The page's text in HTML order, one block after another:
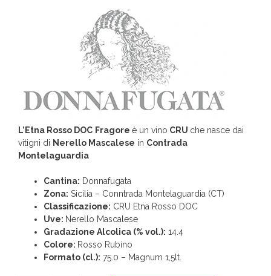
L’Etna Rosso DOC Fragore è un vino CRU che nasce dai
vitigni di Nerello Mascalese in Contrada
Montelaguardia
Cantina: Donnafugata
Zona: Sicilia – Conntrada Montelaguardia (CT)
Classificazione: CRU Etna Rosso DOC
Uve: Nerello Mascalese
Gradazione Alcolica (% vol.): 14.4
Colore: Rosso Rubino
Formato (cl.): 75.0 – Magnum 1,5lt.